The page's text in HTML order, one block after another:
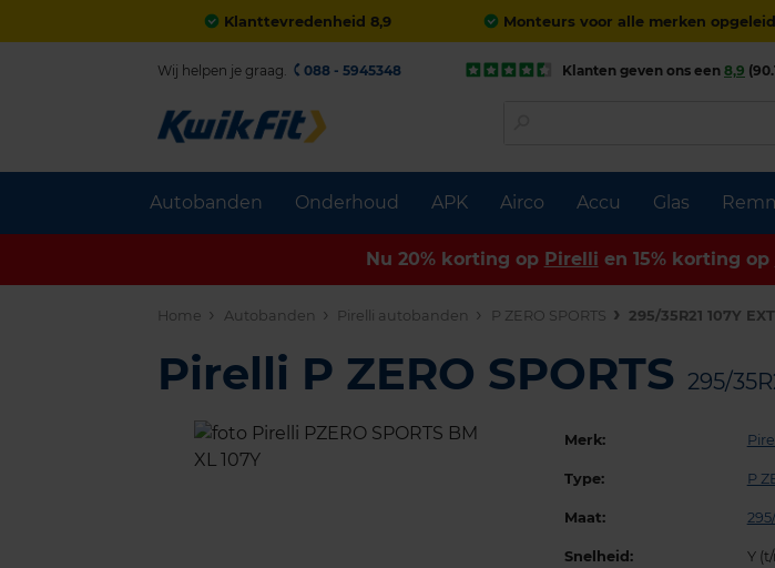
Klanttevredenheid 8,9 Monteurs voor alle merken opgeleid
Autobanden Onderhoud APK Airco Accu Glas
Wij helpen je graag. 088 - 5945348 Klanten geven ons een 8,9
Nu 20% korting op Pirelli en 15% korting op
Home Autobanden Pirelli autobanden P ZERO SPORTS 295/35R21 107Y
Pirelli P ZERO SPORTS 295/
Merk:
Type: P
Maat:
Snelheid: Y